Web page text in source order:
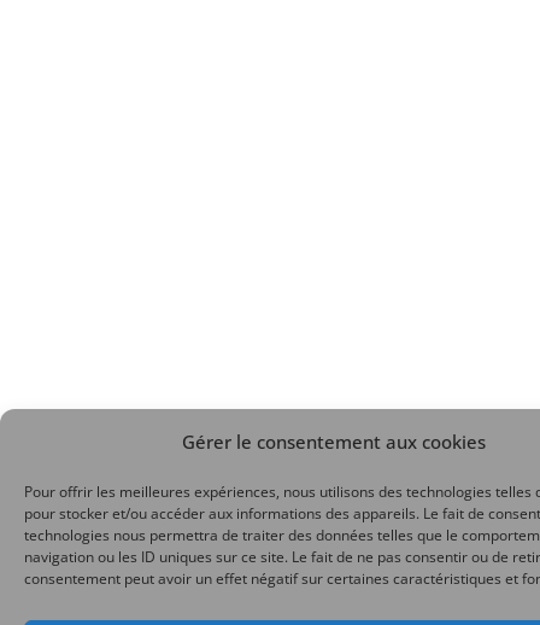
Gérer le consentement aux cookies
Pour offrir les meilleures expériences, nous utilisons des technologies telles
pour stocker et/ou accéder aux informations des appareils. Le fait de
technologies nous permettra de traiter des données telles que le
navigation ou les ID uniques sur ce site. Le fait de ne pas consentir ou de
consentement peut avoir un effet négatif sur certaines caractéristiques et